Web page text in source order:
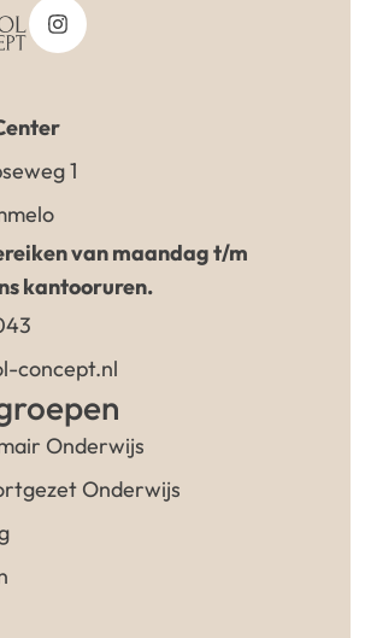
1
van maandag t/m
kantooruren.
concept.nl
Onderwijs
Onderwijs